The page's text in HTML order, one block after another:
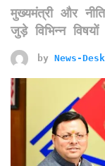
मुख्यमंत्री और
जुड़े विभिन्न
by News-Desk